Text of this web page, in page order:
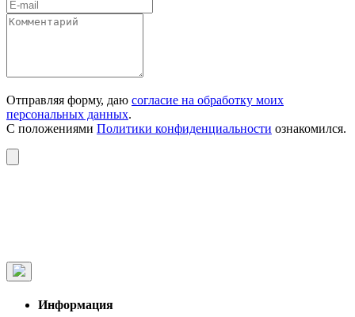
Отправляя форму, даю согласие на обработку моих
персональных данных.
С положениями Политики конфиденциальности ознакомился.
Информация